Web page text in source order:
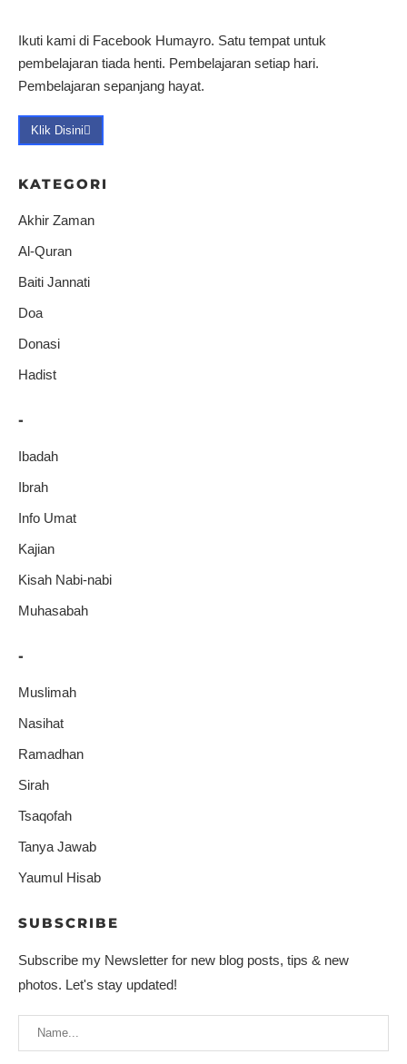
Ikuti kami di Facebook Humayro. Satu tempat untuk
pembelajaran tiada henti. Pembelajaran setiap hari.
Pembelajaran sepanjang hayat.
Klik Disini
KATEGORI
Akhir Zaman
Al-Quran
Baiti Jannati
Doa
Donasi
Hadist
-
Ibadah
Ibrah
Info Umat
Kajian
Kisah Nabi-nabi
Muhasabah
-
Muslimah
Nasihat
Ramadhan
Sirah
Tsaqofah
Tanya Jawab
Yaumul Hisab
SUBSCRIBE
Subscribe my Newsletter for new blog posts, tips & new
photos. Let's stay updated!